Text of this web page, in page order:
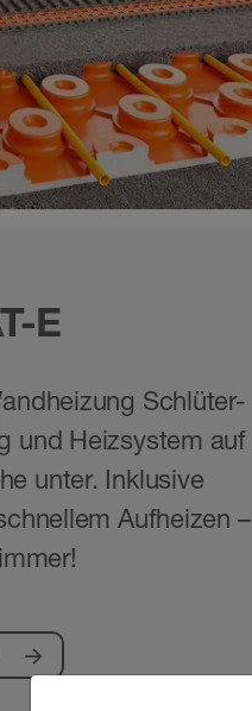
E
Schlüter-
und Heizsystem auf
unter. Inklusive
Aufheizen –